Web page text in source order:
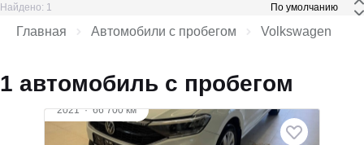
Найдено: 1
Главная Автомобили с пробегом Volkswagen
1 автомобиль с пробегом
2021·66 700 км
Volkswagen Polo